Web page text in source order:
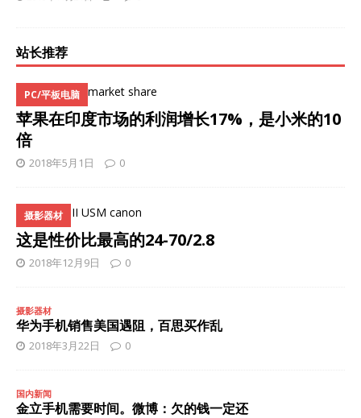
站长推荐
苹果在印度市场的利润增长17%，是小米的10
倍
PC/平板电脑
2018年5月1日 0
这是性价比最高的24-70/2.8
摄影器材
2018年12月9日 0
摄影器材
华为手机销售美国遇阻，百思买作乱
2018年3月22日 0
国内新闻
金立手机需要时间。微博：欠的钱一定还